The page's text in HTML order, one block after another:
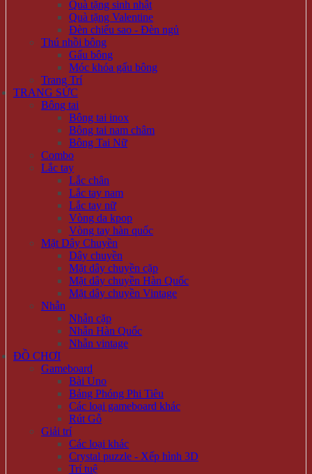
Quà tặng sinh nhật
Quà tặng Valentine
Đèn chiếu sao - Đèn ngủ
Thú nhồi bông
Gấu bông
Móc khóa gấu bông
Trang Trí
TRANG SỨC
Bông tai
Bông tai inox
Bông tai nam châm
Bông Tai Nữ
Combo
Lắc tay
Lắc chân
Lắc tay nam
Lắc tay nữ
Vòng da kpop
Vòng tay hàn quốc
Mặt Dây Chuyền
Dây chuyền
Mặt dây chuyền cặp
Mặt dây chuyền Hàn Quốc
Mặt dây chuyền Vintage
Nhẫn
Nhẫn cặp
Nhẫn Hàn Quốc
Nhẫn vintage
ĐỒ CHƠI
Gameboard
Bài Uno
Bảng Phóng Phi Tiêu
Các loại gameboard khác
Rút Gỗ
Giải trí
Các loại khác
Crystal puzzle - Xếp hình 3D
Trí tuệ